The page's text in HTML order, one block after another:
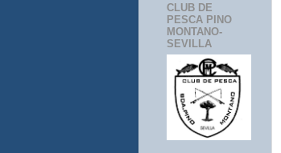
CLUB DE
PESCA PINO
MONTANO-
SEVILLA